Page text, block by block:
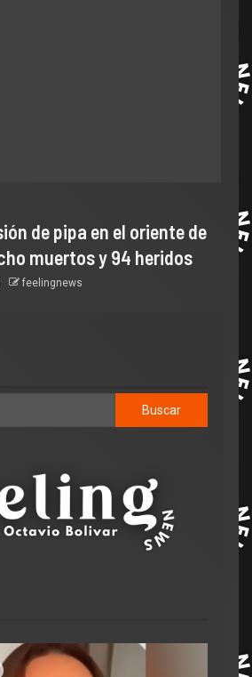
de pipa en el oriente de
muertos y 94 heridos
feelingnews
Buscar
2